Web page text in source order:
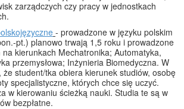
zarządczych czy pracy w jednostkach
- prowadzone w języku polskim
pt.) planowo trwają 1,5 roku i prowadzone
kierunkach Mechatronika; Automatyka,
przemysłowa; Inżynieria Biomedyczna. W
student/tka obiera kierunek studiów, osobę
specjalistyczne, których chce się uczyć.
w kierowaniu ścieżką nauki. Studia te są w
bezpłatne.